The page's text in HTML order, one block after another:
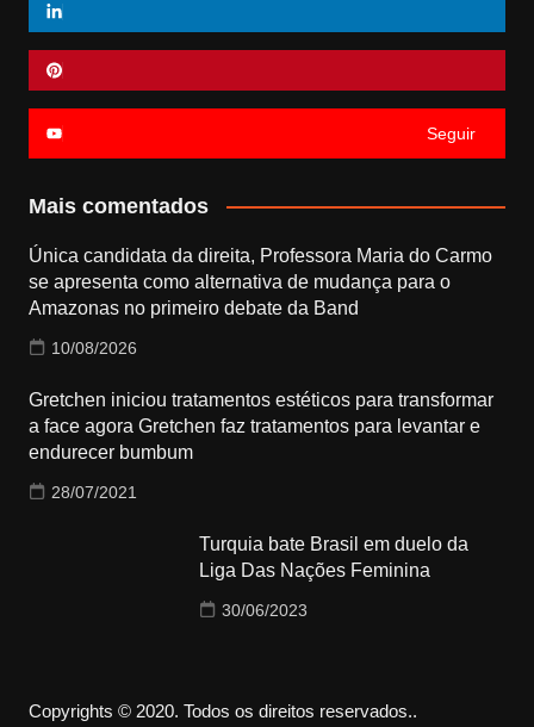
Seguir
Mais comentados
Única candidata da direita, Professora Maria do Carmo
se apresenta como alternativa de mudança para o
Amazonas no primeiro debate da Band
10/08/2026
Gretchen iniciou tratamentos estéticos para transformar
a face agora Gretchen faz tratamentos para levantar e
endurecer bumbum
28/07/2021
Turquia bate Brasil em duelo da
Liga Das Nações Feminina
30/06/2023
Copyrights © 2020. Todos os direitos reservados..